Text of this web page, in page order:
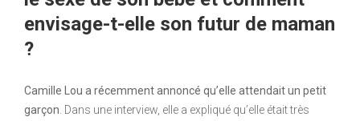
envisage-t-elle son futur de maman
?
Camille Lou a récemment annoncé qu’elle attendait un petit
garçon. Dans une interview, elle a expliqué qu’elle était très